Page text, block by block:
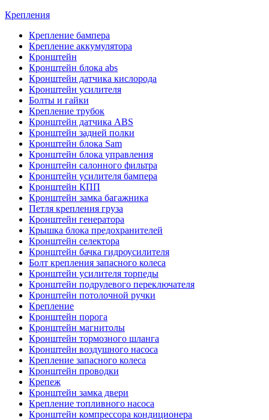
Крепления
Крепление бампера
Крепление аккумулятора
Кронштейн
Кронштейн блока abs
Кронштейн датчика кислорода
Кронштейн усилителя
Болты и гайки
Крепление трубок
Кронштейн датчика ABS
Кронштейн задней полки
Кронштейн блока Sam
Кронштейн блока управления
Кронштейн салонного фильтра
Кронштейн усилителя бампера
Кронштейн КПП
Кронштейн замка багажника
Петля крепления груза
Кронштейн генератора
Крышка блока предохранителей
Кронштейн селектора
Кронштейн бачка гидроусилителя
Болт крепления запасного колеса
Кронштейн усилителя торпеды
Кронштейн подрулевого переключателя
Кронштейн потолочной ручки
Крепление
Кронштейн порога
Кронштейн магнитолы
Кронштейн тормозного шланга
Кронштейн воздушного насоса
Крепление запасного колеса
Кронштейн проводки
Крепеж
Кронштейн замка двери
Крепление топливного насоса
Кронштейн компрессора кондиционера